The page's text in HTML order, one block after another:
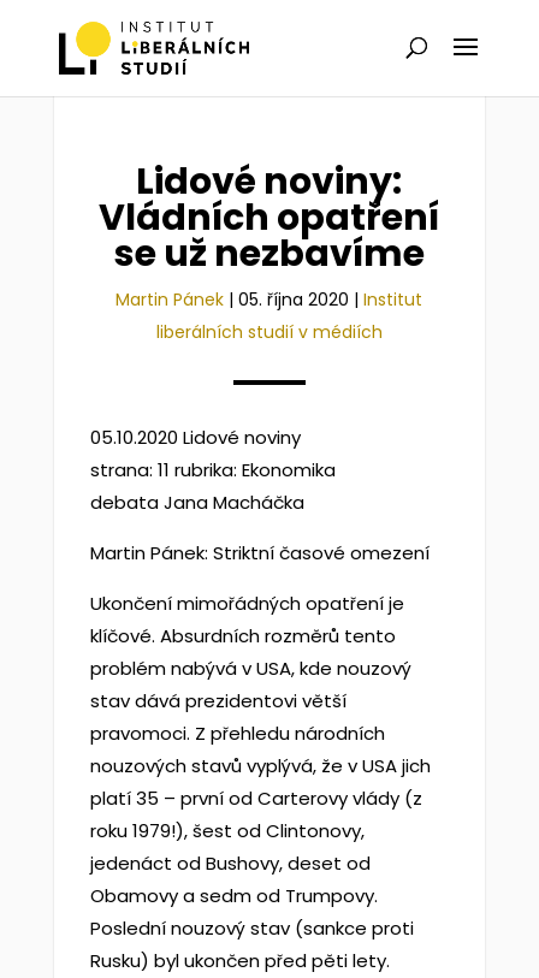
Lidové noviny:
Vládních opatření
se už nezbavíme
Martin Pánek |05. října 2020 |Institut
liberálních studií v médiích
05.10.2020 Lidové noviny
strana: 11 rubrika: Ekonomika
debata Jana Macháčka
Martin Pánek: Striktní časové omezení
Ukončení mimořádných opatření je
klíčové. Absurdních rozměrů tento
problém nabývá v USA, kde nouzový
stav dává prezidentovi větší
pravomoci. Z přehledu národních
nouzových stavů vyplývá, že v USA jich
platí 35 – první od Carterovy vlády (z
roku 1979!), šest od Clintonovy,
jedenáct od Bushovy, deset od
Obamovy a sedm od Trumpovy.
Poslední nouzový stav (sankce proti
Rusku) byl ukončen před pěti lety.